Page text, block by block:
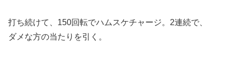
打ち続けて、150回転でハムスケチャージ。2連続で、
ダメな方の当たりを引く。